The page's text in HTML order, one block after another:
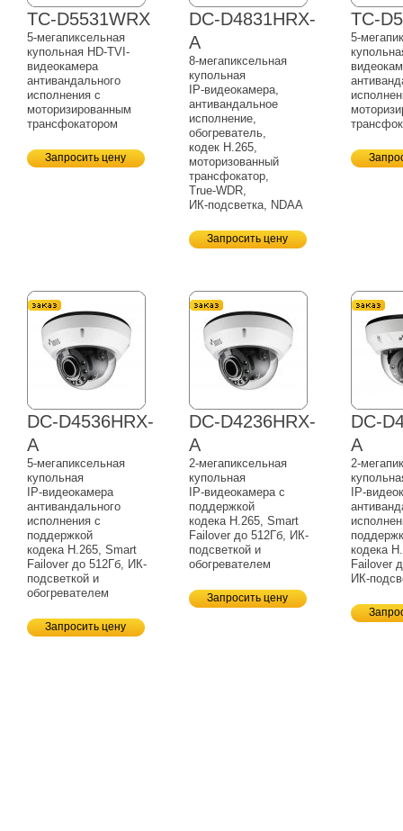
TC-D5531WRX
5-мегапиксельная
купольная HD-TVI-
видеокамера
антивандального
исполнения c
моторизированным
трансфокатором
Запросить цену
DC-D4831HRX-
A
8-мегапиксельная
купольная
IP-видеокамера,
антивандальное
исполнение,
обогреватель,
кодек H.265,
моторизованный
трансфокатор,
True-WDR,
ИК-подсветка, NDAA
Запросить цену
TC-
5-
DC-D4536HRX-
A
5-мегапиксельная
купольная
IP-видеокамера
антивандального
исполнения с
поддержкой
кодека H.265, Smart
Failover до 512Гб, ИК-
подсветкой и
обогревателем
Запросить цену
DC-D4236HRX-
A
2-мегапиксельная
купольная
IP-видеокамерас
поддержкой
кодека H.265, Smart
Failover до 512Гб, ИК-
подсветкой и
обогревателем
Запросить цену
DC-
A
2-
IP-
кодека
Failover
ИК-